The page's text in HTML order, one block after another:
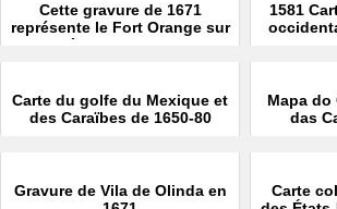
Cette gravure de 1671
représente le Fort Orange sur
l'île d'Itamaraca
1581
Carte du golfe du Mexique et
des Caraïbes de 1650-80
Mapa
das
Gravure de Vila de Olinda en
Carte